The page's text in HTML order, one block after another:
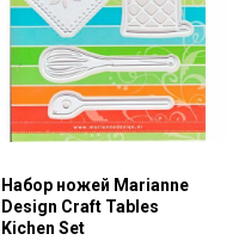
Набор ножей Marianne
Design Craft Tables
Kichen Set